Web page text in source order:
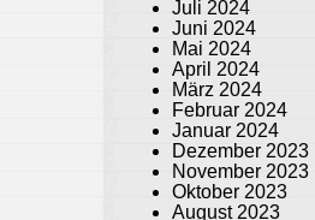
Juli 2024
Juni 2024
Mai 2024
April 2024
März 2024
Februar 2024
Januar 2024
Dezember 2023
November 2023
Oktober 2023
August 2023